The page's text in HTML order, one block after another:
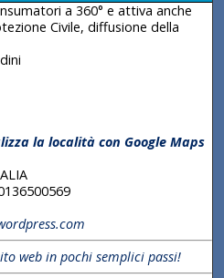
a 360° e attiva anche
Civile, diffusione della
la località con Google Maps
web in pochi semplici passi!